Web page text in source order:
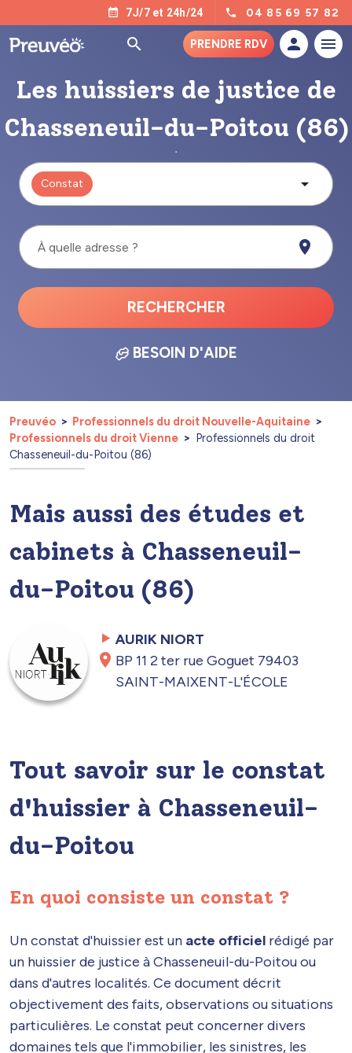
7J/7 et 24h/24 04 85 69 57 82
PRENDRE RDV
Les huissiers de justice de
Chasseneuil-du-Poitou (86)
Constat
À quelle adresse ?
RECHERCHER
BESOIN D'AIDE
Preuvéo
Professionnels du droit Nouvelle-Aquitaine
Professionnels du droit Vienne
Professionnels du droit
Chasseneuil-du-Poitou (86)
Mais aussi des études et
cabinets à Chasseneuil-
du-Poitou (86)
AURIK NIORT
BP 11 2 ter rue Goguet 79403
SAINT-MAIXENT-L'ÉCOLE
Tout savoir sur le constat
d'huissier à Chasseneuil-
du-Poitou
En quoi consiste un constat ?
Un constat d'huissier est un acte officiel rédigé par
un huissier de justice à Chasseneuil-du-Poitou ou
dans d'autres localités. Ce document décrit
objectivement des faits, observations ou situations
particulières. Le constat peut concerner divers
domaines tels que l'immobilier, les sinistres, les